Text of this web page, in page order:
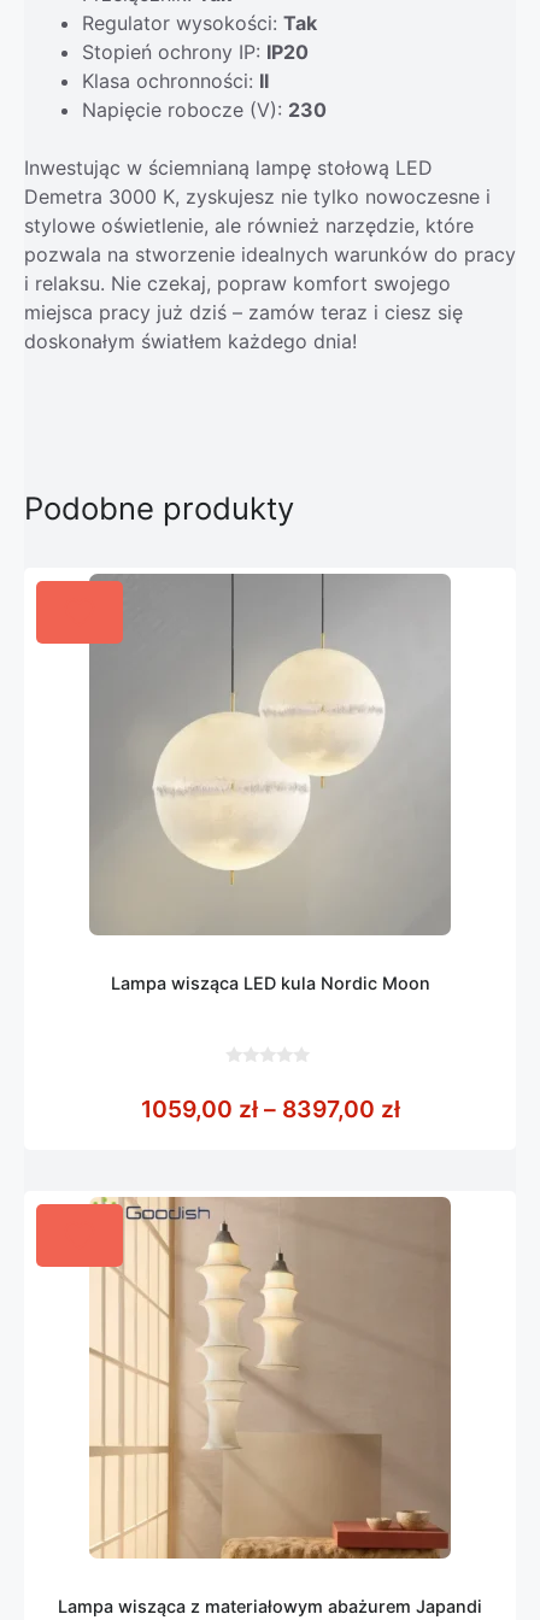
Regulator wysokości: Tak
Stopień ochrony IP: IP20
Klasa ochronności: II
Napięcie robocze (V): 230
Inwestując w ściemnianą lampę stołową LED
Demetra 3000 K, zyskujesz nie tylko nowoczesne i
stylowe oświetlenie, ale również narzędzie, które
pozwala na stworzenie idealnych warunków do pracy
i relaksu. Nie czekaj, popraw komfort swojego
miejsca pracy już dziś – zamów teraz i ciesz się
doskonałym światłem każdego dnia!
Podobne produkty
Lampa wisząca LED kula Nordic Moon
5
1059,00 zł – 8397,00 złZakres cen:
Lampa wisząca z materiałowym abażurem Japandi